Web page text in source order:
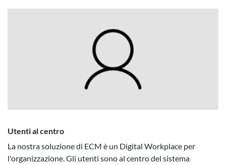
Utenti al centro
La nostra soluzione di ECM è un Digital Workplace per
l'organizzazione. Gli utenti sono al centro del sistema